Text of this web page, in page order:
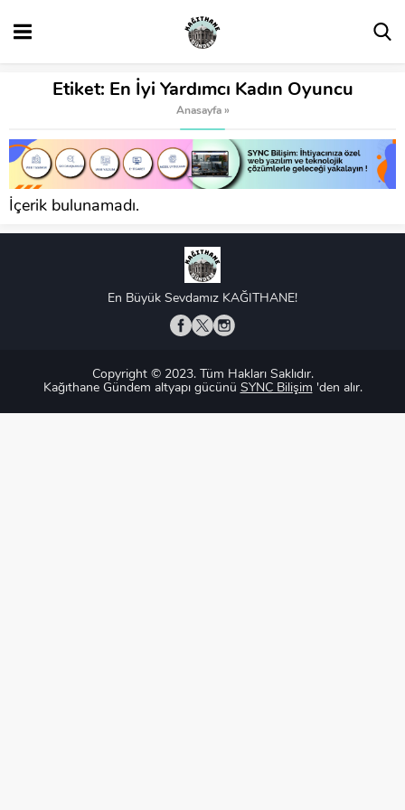
Etiket: En İyi Yardımcı Kadın Oyuncu
Anasayfa »
İçerik bulunamadı.
En Büyük Sevdamız KAĞITHANE!
Copyright © 2023. Tüm Hakları Saklıdır.
Kağıthane Gündem altyapı gücünü SYNC Bilişim 'den alır.